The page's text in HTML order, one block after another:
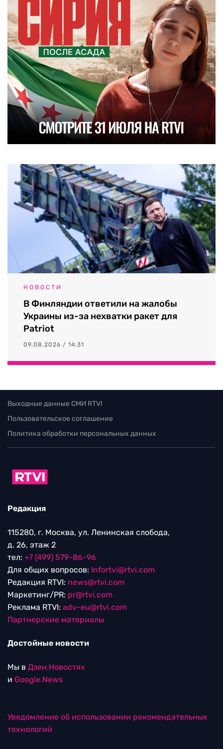
НОВОСТИ
В Финляндии ответили на жалобы
Украины из-за нехватки ракет для
Patriot
09.08.2026 / 14:31
Выходные данные СМИ RTVI
Пользовательское соглашение
Политика обработки персональных данных
Редакция
115280, г. Москва, ул. Ленинская слобода,
д. 26, этаж 2
тел: +7 (499) 579-86-96
Для общих вопросов: Infortvi@rtvi.com
Редакция RTVI: news@rtvi.com
Маркетинг/PR: pr@rtvi.com
Реклама RTVI: adv-eu@rtvi.com
Партнерские материалы
Достойные новости
Мы в Дзен.Новостях
и Google.News
Уведомление об использовании рекомендательных
технологий